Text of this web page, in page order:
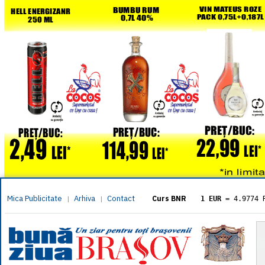
Mica Publicitate | Arhiva | Contact Curs BNR 1 EUR = 4.9774
= 5.8304
1 XAU= 464.4611
1 AED= 1.1933
1 AUD= 2.7957
1 BGN= 2.5449